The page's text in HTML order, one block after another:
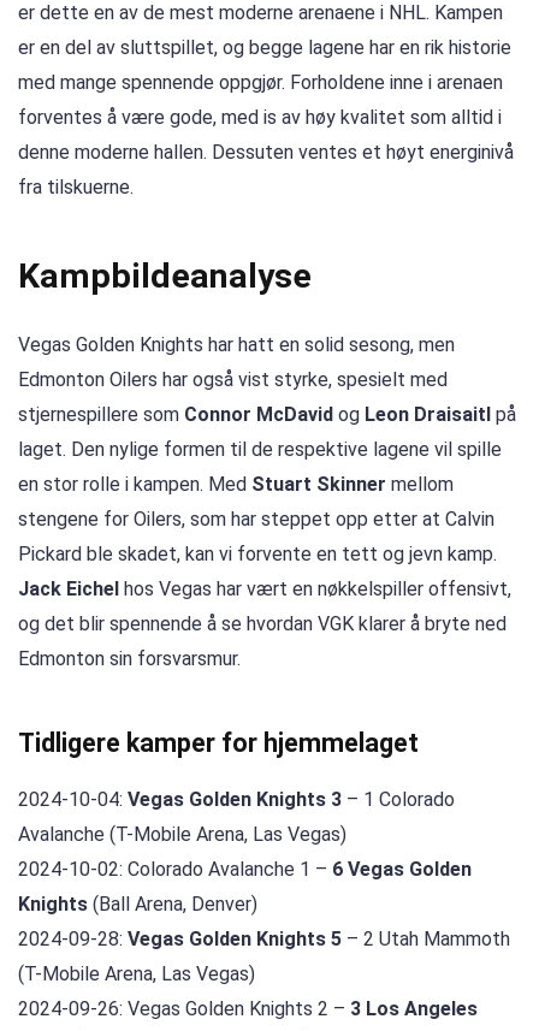
er dette en av de mest moderne arenaene i NHL. Kampen
er en del av sluttspillet, og begge lagene har en rik historie
med mange spennende oppgjør. Forholdene inne i arenaen
forventes å være gode, med is av høy kvalitet som alltid i
denne moderne hallen. Dessuten ventes et høyt energinivå
fra tilskuerne.
Kampbildeanalyse
Vegas Golden Knights har hatt en solid sesong, men
Edmonton Oilers har også vist styrke, spesielt med
stjernespillere som Connor McDavid og Leon Draisaitl på
laget. Den nylige formen til de respektive lagene vil spille
en stor rolle i kampen. Med Stuart Skinner mellom
stengene for Oilers, som har steppet opp etter at Calvin
Pickard ble skadet, kan vi forvente en tett og jevn kamp.
Jack Eichel hos Vegas har vært en nøkkelspiller offensivt,
og det blir spennende å se hvordan VGK klarer å bryte ned
Edmonton sin forsvarsmur.
Tidligere kamper for hjemmelaget
2024-10-04: Vegas Golden Knights 3 – 1 Colorado
Avalanche (T-Mobile Arena, Las Vegas)
2024-10-02: Colorado Avalanche 1 – 6 Vegas Golden
Knights (Ball Arena, Denver)
2024-09-28: Vegas Golden Knights 5 – 2 Utah Mammoth
(T-Mobile Arena, Las Vegas)
2024-09-26: Vegas Golden Knights 2 – 3 Los Angeles